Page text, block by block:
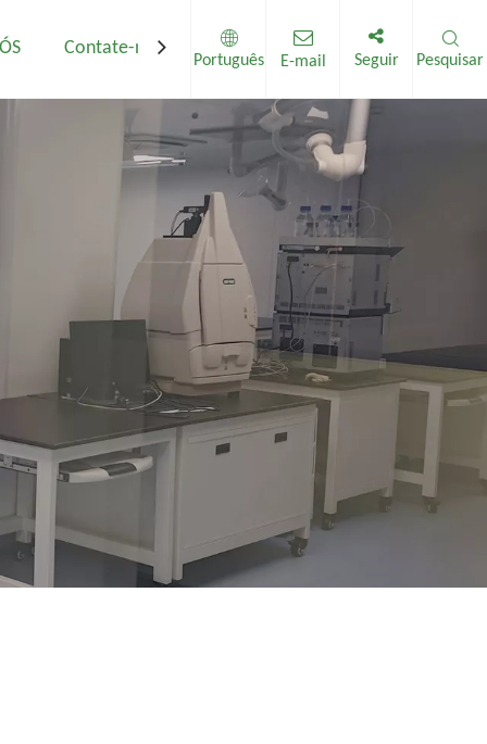
Contate-nos
Português E-mail Seguir Pesquisar